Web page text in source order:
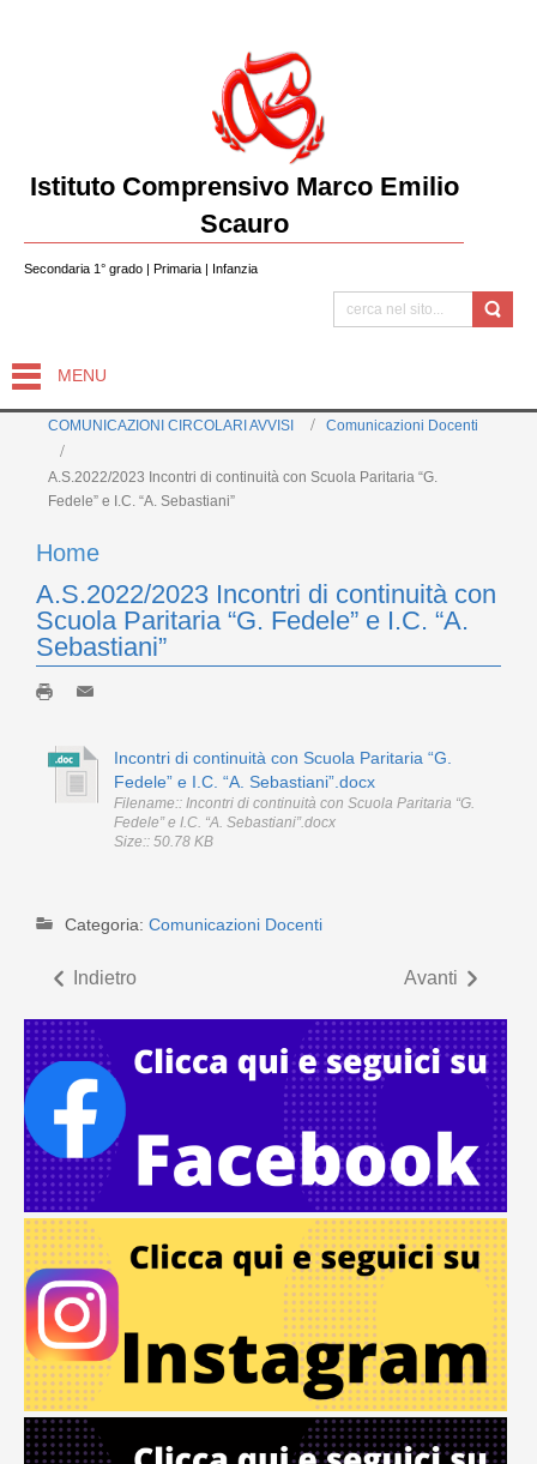
Istituto Comprensivo Marco Emilio
Scauro
Secondaria 1° grado | Primaria | Infanzia
MENU
COMUNICAZIONI CIRCOLARI AVVISI Comunicazioni Docenti
A.S.2022/2023 Incontri di continuità con Scuola Paritaria “G.
Fedele” e I.C. “A. Sebastiani”
Home
A.S.2022/2023 Incontri di continuità con
Scuola Paritaria “G. Fedele” e I.C. “A.
Sebastiani”
Incontri di continuità con Scuola Paritaria “G.
Fedele” e I.C. “A. Sebastiani”.docx
Filename:: Incontri di continuità con Scuola Paritaria “G.
Fedele” e I.C. “A. Sebastiani”.docx
Size:: 50.78 KB
Categoria: Comunicazioni Docenti
Indietro Avanti